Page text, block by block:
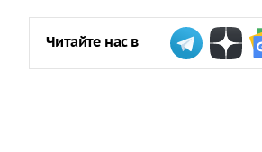
Читайте нас в